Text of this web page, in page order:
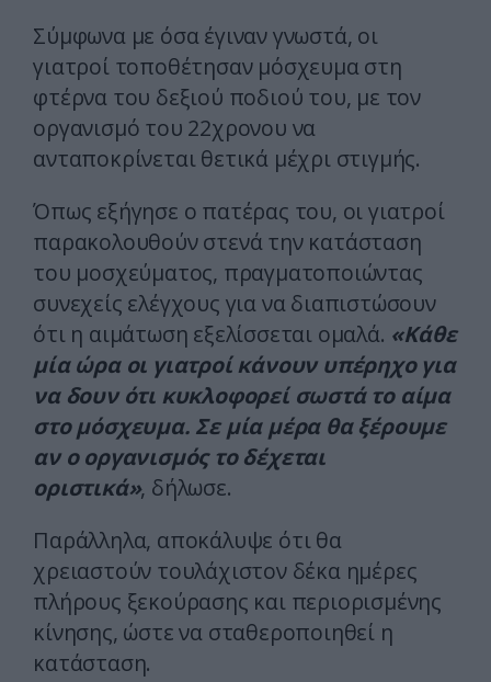
Σύμφωνα με όσα έγιναν γνωστά, οι
γιατροί τοποθέτησαν μόσχευμα στη
φτέρνα του δεξιού ποδιού του, με τον
οργανισμό του 22χρονου να
ανταποκρίνεται θετικά μέχρι στιγμής.
Όπως εξήγησε ο πατέρας του, οι γιατροί
παρακολουθούν στενά την κατάσταση
του μοσχεύματος, πραγματοποιώντας
συνεχείς ελέγχους για να διαπιστώσουν
ότι η αιμάτωση εξελίσσεται ομαλά. «Κάθε
μία ώρα οι γιατροί κάνουν υπέρηχο για
να δουν ότι κυκλοφορεί σωστά το αίμα
στο μόσχευμα. Σε μία μέρα θα ξέρουμε
αν ο οργανισμός το δέχεται
οριστικά», δήλωσε.
Παράλληλα, αποκάλυψε ότι θα
χρειαστούν τουλάχιστον δέκα ημέρες
πλήρους ξεκούρασης και περιορισμένης
κίνησης, ώστε να σταθεροποιηθεί η
κατάσταση.